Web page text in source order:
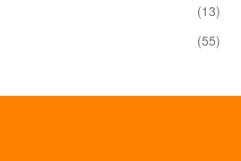
(13)
(55)